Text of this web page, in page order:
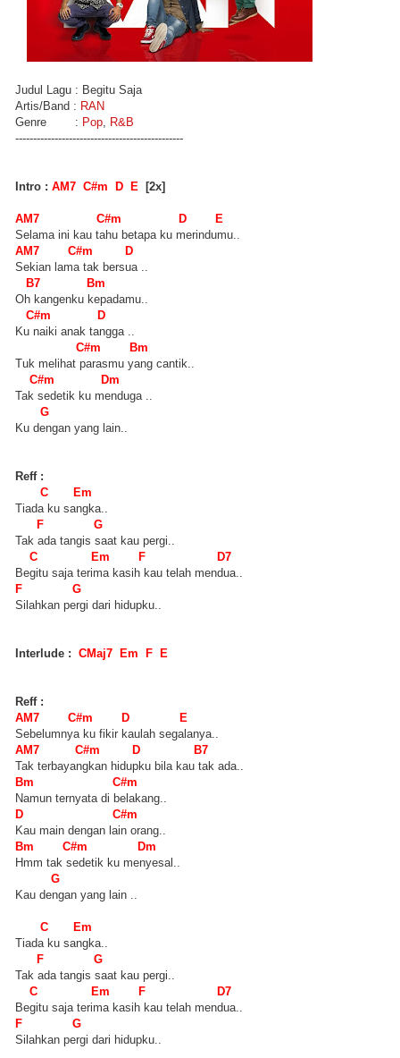
Judul Lagu : Begitu Saja
Artis/Band : RAN
Genre : Pop, R&B
-----------------------------------------------
Intro : AM7 C#m D E [2x]
AM7 C#m D E
Selama ini kau tahu betapa ku merindumu..
AM7 C#m D
Sekian lama tak bersua ..
B7 Bm
Oh kangenku kepadamu..
C#m D
Ku naiki anak tangga ..
C#m Bm
Tuk melihat parasmu yang cantik..
C#m Dm
Tak sedetik ku menduga ..
G
Ku dengan yang lain..
Reff :
C Em
Tiada ku sangka..
F G
Tak ada tangis saat kau pergi..
C Em F D7
Begitu saja terima kasih kau telah mendua..
F G
Silahkan pergi dari hidupku..
Interlude : CMaj7 Em F E
Reff :
AM7 C#m D E
Sebelumnya ku fikir kaulah segalanya..
AM7 C#m D B7
Tak terbayangkan hidupku bila kau tak ada..
Bm C#m
Namun ternyata di belakang..
D C#m
Kau main dengan lain orang..
Bm C#m Dm
Hmm tak sedetik ku menyesal..
G
Kau dengan yang lain ..
C Em
Tiada ku sangka..
F G
Tak ada tangis saat kau pergi..
C Em F D7
Begitu saja terima kasih kau telah mendua..
F G
Silahkan pergi dari hidupku..